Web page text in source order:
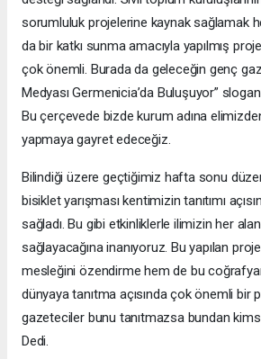
sorumluluk projelerine kaynak sağlamak
da bir katkı sunma amacıyla yapılmış
çok önemli. Burada da geleceğin genç
Medyası Germenicia’da Buluşuyor”
Bu çerçevede bizde kurum adına
yapmaya gayret edeceğiz.
Bilindiği üzere geçtiğimiz hafta sonu
bisiklet yarışması kentimizin tanıtımı
sağladı. Bu gibi etkinliklerle ilimizin her
sağlayacağına inanıyoruz. Bu yapılan
mesleğini özendirme hem de bu
dünyaya tanıtma açısında çok önemli bir
gazeteciler bunu tanıtmazsa bundan
Dedi.